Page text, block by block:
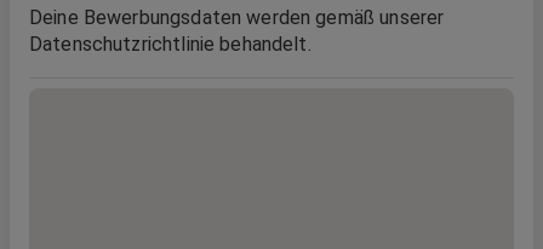
Deine Bewerbungsdaten werden gemäß unserer
Datenschutzrichtlinie behandelt.